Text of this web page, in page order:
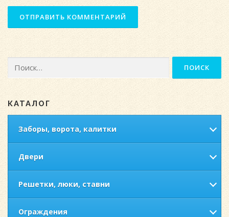
КАТАЛОГ
Заборы, ворота, калитки
Двери
Решетки, люки, ставни
Ограждения